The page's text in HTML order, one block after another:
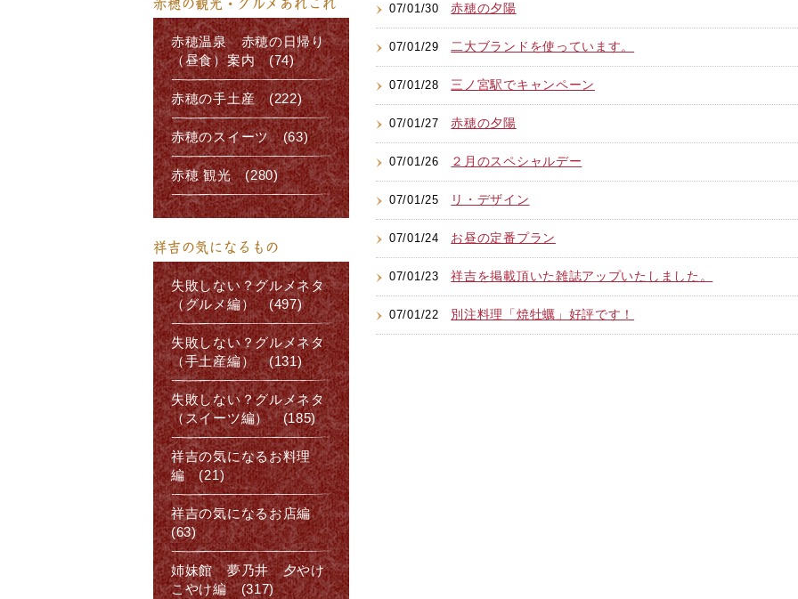
07/01/30赤穂の夕陽
07/01/29 二大ブランドを使っています。
07/01/28 三ノ宮駅でキャンペーン
07/01/27赤穂の夕陽
07/01/26 ２月のスペシャルデー
07/01/25 リ・デザイン
07/01/24 お昼の定番プラン
07/01/23祥吉を掲載頂いた雑誌アップいたしました。
07/01/22 別注料理「焼牡蠣」好評です！
赤穂の観光・グルメあれこれ
赤穂温泉 赤穂の日帰り
（昼食）案内 (74)
赤穂の手土産 (222)
赤穂のスイーツ (63)
赤穂 観光 (280)
祥吉の気になるもの
失敗しない？グルメネタ
（グルメ編） (497)
失敗しない？グルメネタ
（手土産編） (131)
失敗しない？グルメネタ
（スイーツ編） (185)
祥吉の気になるお料理
編 (21)
祥吉の気になるお店編
(63)
姉妹館 夢乃井 夕やけ
こやけ編 (317)